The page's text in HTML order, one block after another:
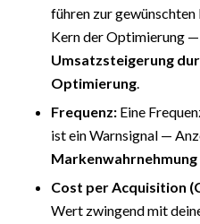
führen zur
Kern der Optimierung
Umsatzsteigerung
Optimierung.
Frequenz:Eine
ist ein Warnsignal —
Markenwahrnehmung
Cost per Acquisition
Wert zwingend mit